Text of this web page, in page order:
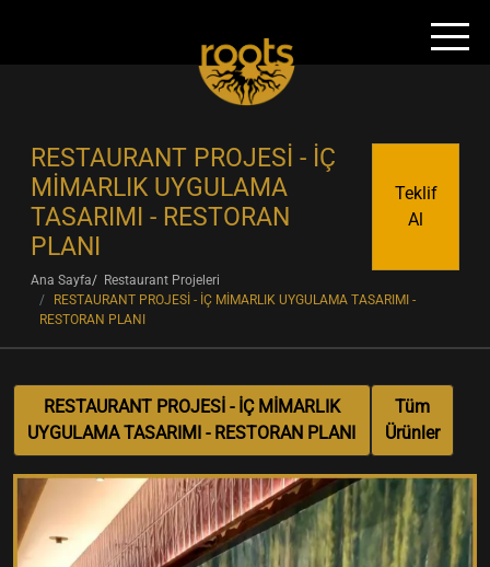
RESTAURANT PROJESİ - İÇ
MİMARLIK UYGULAMA
TASARIMI - RESTORAN
PLANI
Teklif
Al
Ana Sayfa
Restaurant Projeleri
RESTAURANT PROJESİ - İÇ MİMARLIK UYGULAMA TASARIMI -
RESTORAN PLANI
RESTAURANT PROJESİ - İÇ MİMARLIK
UYGULAMA TASARIMI - RESTORAN PLANI
Tüm
Ürünler